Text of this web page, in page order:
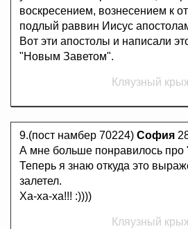
воскресением, вознесением к
подлый раввин Иисус
Вот эти апостолы и написали
"Новым Заветом".
Кляузный
9.(пост намбер 70224) София
А мне больше понравилось про
Теперь я знаю откуда это
залетел.
Ха-ха-ха!!! :))))
Кляузный